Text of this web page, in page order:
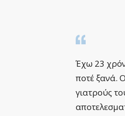
Έχω 23
ποτέ ξανά.
γιατρούς